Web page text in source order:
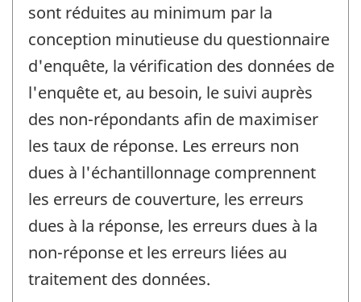
sont réduites au minimum par la
conception minutieuse du questionnaire
d'enquête, la vérification des données de
l'enquête et, au besoin, le suivi auprès
des non-répondants afin de maximiser
les taux de réponse. Les erreurs non
dues à l'échantillonnage comprennent
les erreurs de couverture, les erreurs
dues à la réponse, les erreurs dues à la
non-réponse et les erreurs liées au
traitement des données.